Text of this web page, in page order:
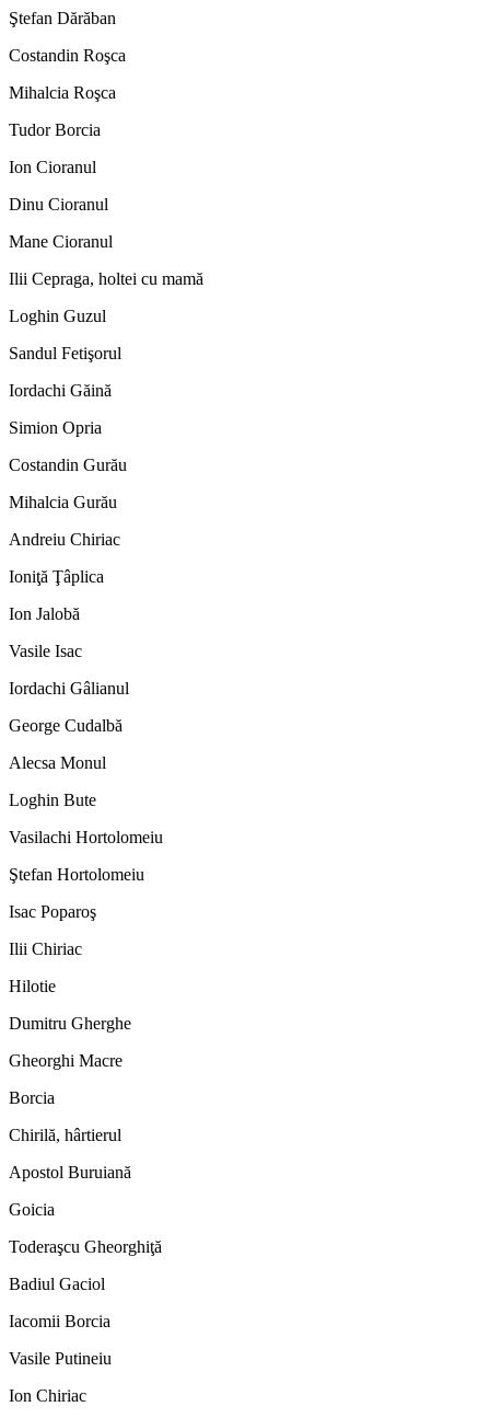
Ştefan Dărăban
Costandin Roşca
Mihalcia Roşca
Tudor Borcia
Ion Cioranul
Dinu Cioranul
Mane Cioranul
Ilii Cepraga, holtei cu mamă
Loghin Guzul
Sandul Fetişorul
Iordachi Găină
Simion Opria
Costandin Gurău
Mihalcia Gurău
Andreiu Chiriac
Ioniţă Ţâplica
Ion Jalobă
Vasile Isac
Iordachi Gâlianul
George Cudalbă
Alecsa Monul
Loghin Bute
Vasilachi Hortolomeiu
Ştefan Hortolomeiu
Isac Poparoş
Ilii Chiriac
Hilotie
Dumitru Gherghe
Gheorghi Macre
Borcia
Chirilă, hârtierul
Apostol Buruiană
Goicia
Toderaşcu Gheorghiţă
Badiul Gaciol
Iacomii Borcia
Vasile Putineiu
Ion Chiriac